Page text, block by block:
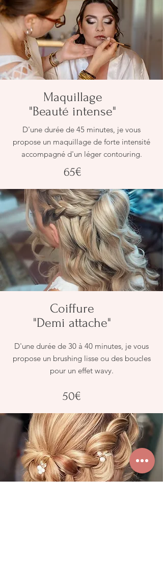
Maquillage
"Beauté intense"
D'une durée de 45 minutes, je vous
propose un maquillage de forte intensité
accompagné d'un léger contouring.
65€
Coiffure
"Demi attache"
D'une durée de 30 à 40 minutes, je vous
propose un brushing lisse ou des boucles
pour un effet wavy.
50€